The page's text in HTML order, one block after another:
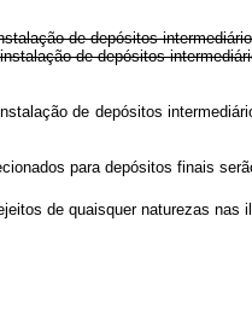
de depósitos
de depósitos
de depósitos
para depósitos finais
de quaisquer naturezas